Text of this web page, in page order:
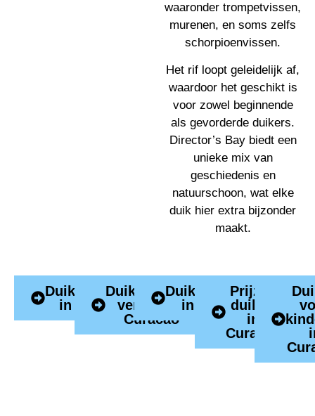
waaronder trompetvissen,
murenen, en soms zelfs
schorpioenvissen.
Het rif loopt geleidelijk af,
waardoor het geschikt is
voor zowel beginnende
als gevorderde duikers.
Director’s Bay biedt een
unieke mix van
geschiedenis en
natuurschoon, wat elke
duik hier extra bijzonder
maakt.
Duikcursussen
in Curacao
Duikmateriaal
verhuur in
Curacao
Duikactiviteiten
in Curacao
Prijzen
duiken
in
Curacao